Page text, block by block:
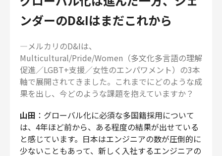
ンダーのD&Iはまだこれから
―メルカリのD&Iは、
Multicultural/Pride/Women（多文化多言語の理解
促進／LGBT+支援／女性のエンパワメント）の3本
軸で展開されてきました。これまでにどのような成
果を出し、今どのような課題を抱えていますか？
山田 ：グローバル化に必須な多国籍採用について
は、4年ほど前から、ある程度の結果が出せている
と感じています。日本はエンジニアの数が圧倒的に
少ないこともあって、新しく入社するエンジニアの